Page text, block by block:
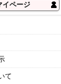
イページ
て